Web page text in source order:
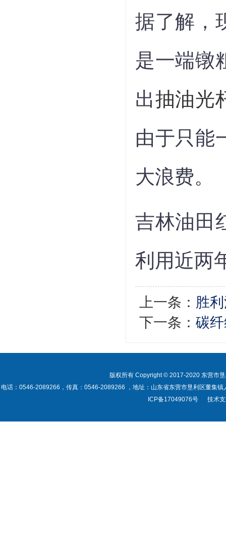
据了解，
是一端镦
出抽油光
由于只能
大浪费。
吉林油田
利用近两
上一条： 胜
下一条： 碳
版权所有 Copyright © 2017-2020 东营市
电话：0546-2089266，传真：0546-2089266 ，地址：山东省东营市垦利区董集
ICP备17049076号
技术